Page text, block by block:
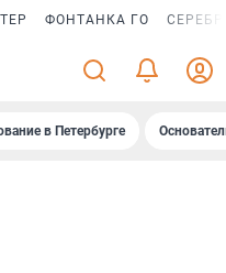
ФОНТАНКА ГО
в Петербурге